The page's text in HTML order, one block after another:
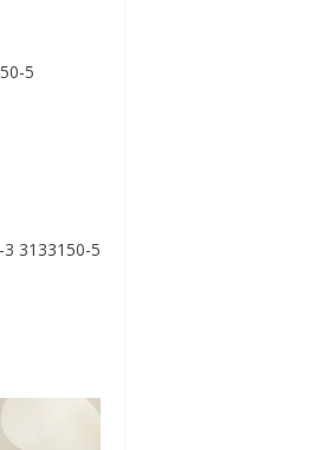
5
3133150-5